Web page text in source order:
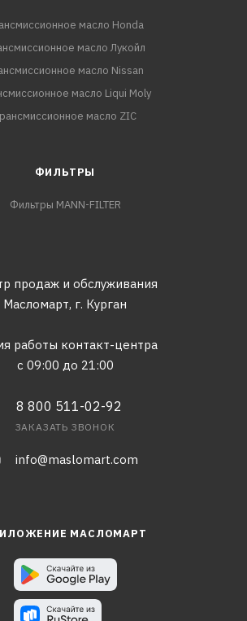
масло Honda
масло Лукойл
масло Nissan
масло Liqui Moly
масло ZIC
ФИЛЬТРЫ
Фильтры MANN-FILTER
продаж и обслуживания
Масломарт, г. Курган
работы контакт-центра
с 09:00 до 21:00
8 800 511-02-92
ЗАКАЗАТЬ ЗВОНОК
info@maslomart.com
МАСЛОМАРТ